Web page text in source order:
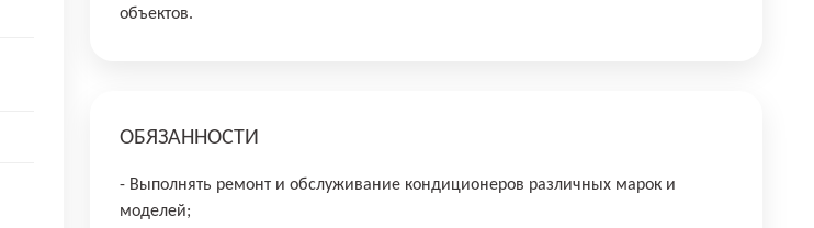
объектов.
ОБЯЗАННОСТИ
- Выполнять ремонт и обслуживание кондиционеров различных марок и
моделей;